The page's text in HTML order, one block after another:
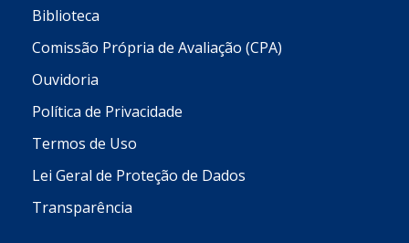
Biblioteca
Comissão Própria de Avaliação (CPA)
Ouvidoria
Política de Privacidade
Termos de Uso
Lei Geral de Proteção de Dados
Transparência